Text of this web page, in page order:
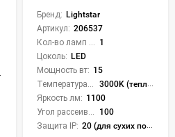
Бренд: Lightstar
Артикул: 206537
1
Цоколь: LED
Мощность вт: 15
3000K (теплый)
Яркость лм: 1100
100
Защита IP: 20 (для сухих пом.)